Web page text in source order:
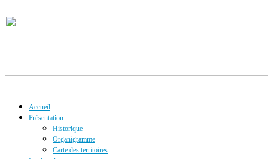
Accueil
Présentation
Historique
Organigramme
Carte des territoires